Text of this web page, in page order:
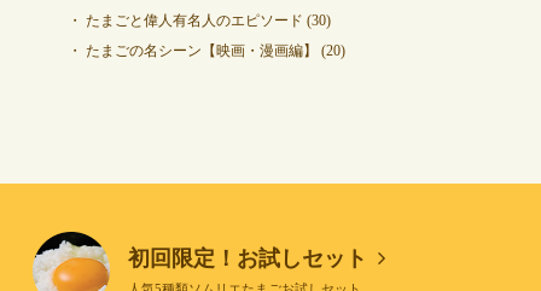
たまごと偉人有名人のエピソード (30)
たまごの名シーン【映画・漫画編】
(20)
初回限定！お試しセット